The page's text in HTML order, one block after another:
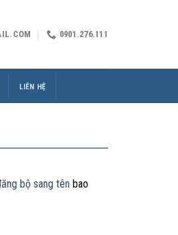
0901.276.111
LIÊN HỆ
bộ sang tên bao